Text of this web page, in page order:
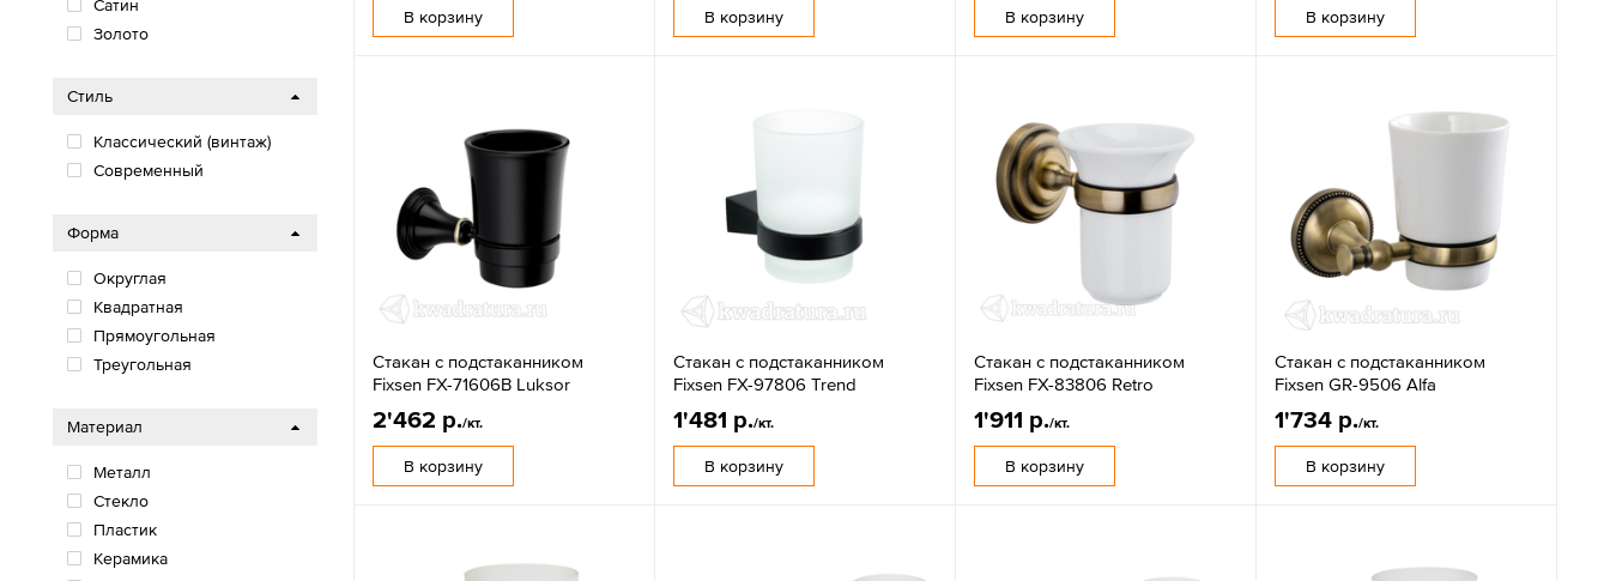
В корзину В корзину В корзину В корзину
Стакан с подстаканником
Fixsen FX-71606B Luksor
2'462 р./кт.
В корзину
Стакан с подстаканником
Fixsen FX-97806 Trend
1'481 р./кт.
В корзину
Стакан с подстаканником
Fixsen FX-83806 Retro
1'911 р./кт.
В корзину
Стакан с подстаканником
Fixsen GR-9506 Alfa
1'734 р./кт.
В корзину
Сатин
Золото
Стиль
Классический (винтаж)
Современный
Форма
Округлая
Квадратная
Прямоугольная
Треугольная
Материал
Металл
Стекло
Пластик
Керамика